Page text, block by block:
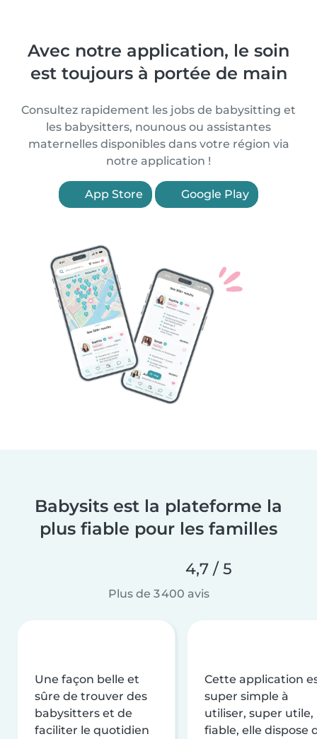
Avec notre application, le soin
est toujours à portée de main
Consultez rapidement les jobs de babysitting et
les babysitters, nounous ou assistantes
maternelles disponibles dans votre région via
notre application !
App Store Google Play
Babysits est la plateforme la
plus fiable pour les familles
4,7 / 5
Plus de 3 400 avis
Une façon belle et
sûre de trouver des
babysitters et de
faciliter le quotidien
Cette application
super simple à
utiliser, super utile,
fiable, elle dispose